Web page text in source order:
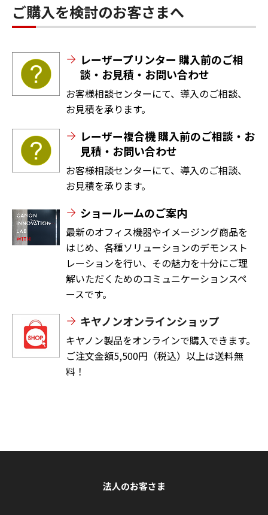
ご購入を検討のお客さまへ
レーザープリンター 購入前のご相
談・お見積・お問い合わせ
お客様相談センターにて、導入のご相談、
お見積を承ります。
レーザー複合機 購入前のご相談・お
見積・お問い合わせ
お客様相談センターにて、導入のご相談、
お見積を承ります。
ショールームのご案内
最新のオフィス機器やイメージング商品を
はじめ、各種ソリューションのデモンスト
レーションを行い、その魅力を十分にご理
解いただくためのコミュニケーションスペ
ースです。
キヤノンオンラインショップ
キヤノン製品をオンラインで購入できます。
ご注文金額5,500円（税込）以上は送料無
料！
法人のお客さま